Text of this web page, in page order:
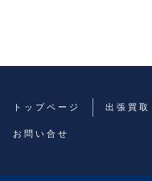
トップページ 出張買取
お問い合せ